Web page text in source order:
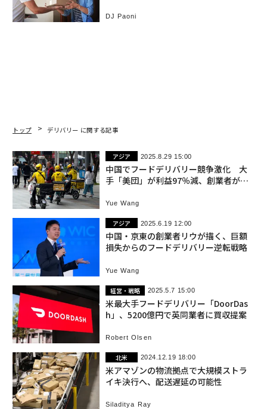
DJ Paoni
トップ デリバリー に関する記事
アジア 2025.8.29 15:00
中国でフードデリバリー競争激化 大
手「美団」が利益97％減、創業者が資
Yue Wang
アジア 2025.6.19 12:00
中国・京東の創業者リウが描く、巨額
損失からのフードデリバリー逆転戦略
Yue Wang
経営・戦略 2025.5.7 15:00
米最大手フードデリバリー「DoorDas
h」、5200億円で英同業者に買収提案
Robert Olsen
北米 2024.12.19 18:00
米アマゾンの物流拠点で大規模ストラ
イキ決行へ、配送遅延の可能性
Siladitya Ray